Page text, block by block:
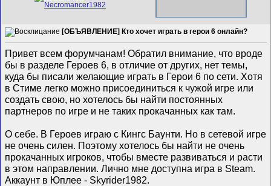
[ОБЪЯВЛЕНИЕ] Кто хочет играть в герои 6 онлайн?
Привет всем форумчанам! Обратил внимание, что вроде
бы в разделе Героев 6, в отличие от других, нет темы,
куда бы писали желающие играть в Герои 6 по сети. Хотя
в Стиме легко можно присоединиться к чужой игре или
создать свою, но хотелось бы найти постоянных
партнеров по игре и не таких прокачанных как там.
О себе. В Героев играю с Кингс Баунти. Но в сетевой игре
не очень силен. Поэтому хотелось бы найти не очень
прокачанных игроков, чтобы вместе развиваться и расти
в этом направлении. Лично мне доступна игра в Steam.
Аккаунт в Юплее - Skyrider1982.